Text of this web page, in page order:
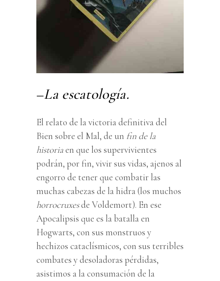
–La escatología.
El relato de la victoria definitiva del
Bien sobre el Mal, de un fin de la
historiaen que los supervivientes
podrán, por fin, vivir sus vidas, ajenos al
engorro de tener que combatir las
muchas cabezas de la hidra (los muchos
horrocruxesde Voldemort). En ese
Apocalipsis que es la batalla en
Hogwarts, con sus monstruos y
hechizos cataclísmicos, con sus terribles
combates y desoladoras pérdidas,
asistimos a la consumación de la